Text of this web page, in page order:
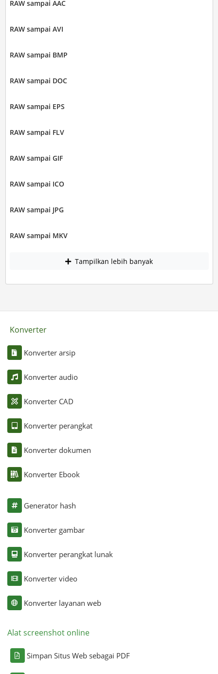
RAW sampai AAC
RAW sampai AVI
RAW sampai BMP
RAW sampai DOC
RAW sampai EPS
RAW sampai FLV
RAW sampai GIF
RAW sampai ICO
RAW sampai JPG
RAW sampai MKV
Tampilkan lebih banyak
Konverter
Konverter arsip
Konverter audio
Konverter CAD
Konverter perangkat
Konverter dokumen
Konverter Ebook
Generator hash
Konverter gambar
Konverter perangkat lunak
Konverter video
Konverter layanan web
Alat screenshot online
Simpan Situs Web sebagai PDF